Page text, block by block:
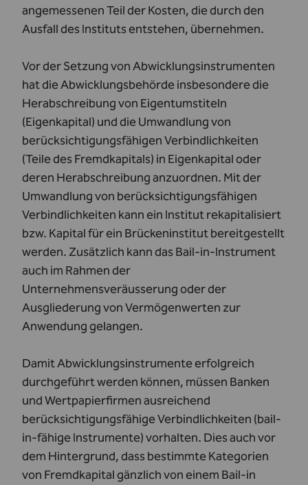
angemessenen Teil der Kosten, die durch den
Ausfall des Instituts entstehen, übernehmen.
Vor der Setzung von Abwicklungsinstrumenten
hatdie Abwicklungsbehörde insbesondere die
Herabschreibung von Eigentumstiteln
(Eigenkapital) und die Umwandlung von
berücksichtigungsfähigen Verbindlichkeiten
(Teile des Fremdkapitals) in Eigenkapital oder
deren Herabschreibung anzuordnen. Mit der
Umwandlung von berücksichtigungsfähigen
Verbindlichkeiten kann ein Institut rekapitalisiert
bzw. Kapital für ein Brückeninstitut bereitgestellt
werden. Zusätzlich kann das Bail-in-Instrument
auch im Rahmen der
Unternehmensveräusserung oder der
Ausgliederung von Vermögenwerten zur
Anwendung gelangen.
Damit Abwicklungsinstrumente erfolgreich
durchgeführt werden können, müssen Banken
und Wertpapierfirmen ausreichend
berücksichtigungsfähige Verbindlichkeiten (bail-
in-fähige Instrumente) vorhalten. Dies auch vor
dem Hintergrund, dass bestimmte Kategorien
von Fremdkapital gänzlich von einem Bail-in